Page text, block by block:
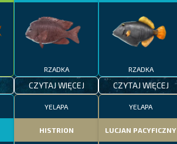
RZADKA
CZYTAJ WIĘCEJ
RZADKA
CZYTAJ WIĘCEJ
YELAPA
HISTRION
YELAPA
LUCJAN PACYFICZNY